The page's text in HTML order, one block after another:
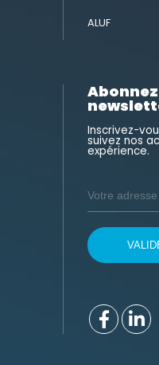
ALUF
Inscrivez-
suivez nos
expérience.